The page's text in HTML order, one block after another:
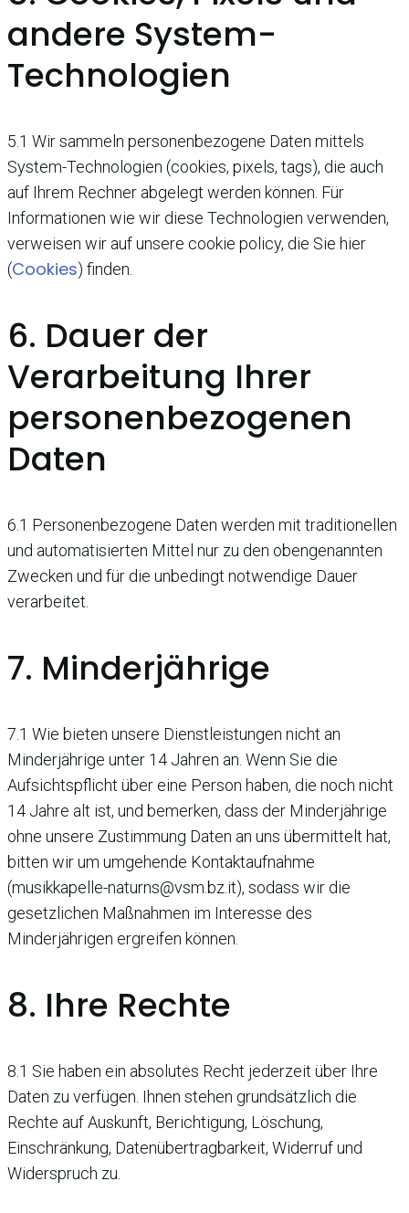
andere System-
Technologien
5.1 Wir sammeln personenbezogene Daten mittels
System-Technologien (cookies, pixels, tags), die auch
auf Ihrem Rechner abgelegt werden können. Für
Informationen wie wir diese Technologien verwenden,
verweisen wir auf unsere cookie policy, die Sie hier
(Cookies) finden.
6. Dauer der
Verarbeitung Ihrer
personenbezogenen
Daten
6.1 Personenbezogene Daten werden mit traditionellen
und automatisierten Mittel nur zu den obengenannten
Zwecken und für die unbedingt notwendige Dauer
verarbeitet.
7. Minderjährige
7.1 Wie bieten unsere Dienstleistungen nicht an
Minderjährige unter 14 Jahren an. Wenn Sie die
Aufsichtspflicht über eine Person haben, die noch nicht
14 Jahre alt ist, und bemerken, dass der Minderjährige
ohne unsere Zustimmung Daten an uns übermittelt hat,
bitten wir um umgehende Kontaktaufnahme
(musikkapelle-naturns@vsm.bz.it), sodass wir die
gesetzlichen Maßnahmen im Interesse des
Minderjährigen ergreifen können.
8. Ihre Rechte
8.1 Sie haben ein absolutes Recht jederzeit über Ihre
Daten zu verfügen. Ihnen stehen grundsätzlich die
Rechte auf Auskunft, Berichtigung, Löschung,
Einschränkung, Datenübertragbarkeit, Widerruf und
Widerspruch zu.